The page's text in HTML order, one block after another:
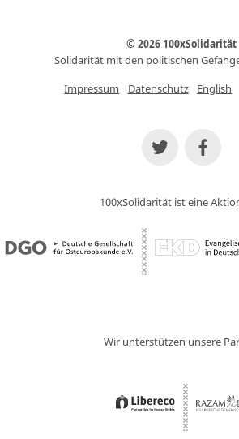
© 2026 100xSolidarität
Solidarität mit den politischen
Impressum
Datenschutz English
100xSolidarität ist eine
Wir unterstützen unsere